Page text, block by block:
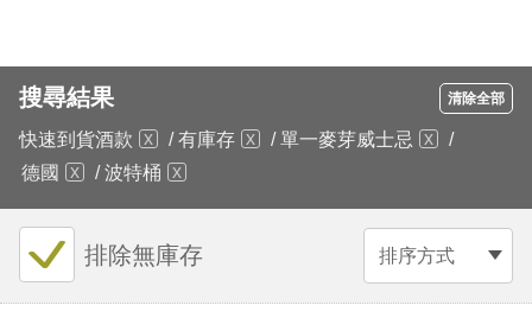
搜尋結果 清除全部
快速到貨酒款 / 有庫存 / 單一麥芽威士忌
/
德國
/ 波特桶
排序方式
排除無庫存